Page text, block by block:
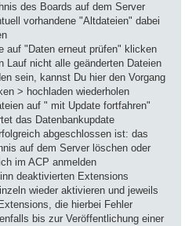
des Boards auf dem Server
vorhandene "Altdateien" dabei
auf "Daten erneut prüfen" klicken
Lauf nicht alle geänderten Dateien
sein, kannst Du hier den Vorgang
> hochladen wiederholen
auf " mit Update fortfahren"
das Datenbankupdate
abgeschlossen ist: das
auf dem Server löschen oder
im ACP anmelden
deaktivierten Extensions
wieder aktivieren und jeweils
die hierbei Fehler
bis zur Veröffentlichung einer